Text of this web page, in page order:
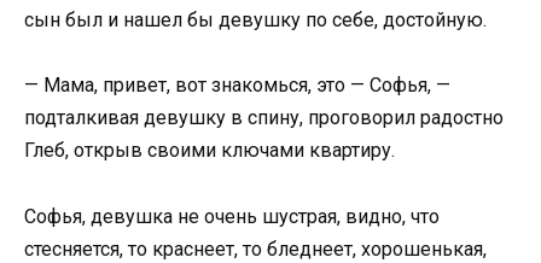
сын был и нашел бы девушку по себе, достойную.
— Мама, привет, вот знакомься, это — Софья, —
подталкивая девушку в спину, проговорил радостно
Глеб, открыв своими ключами квартиру.
Софья, девушка не очень шустрая, видно, что
стесняется, то краснеет, то бледнеет, хорошенькая,